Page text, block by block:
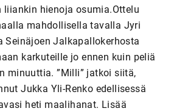
hienoja osumia.Ottelu
mahdollisella tavalla Jyri
Seinäjoen Jalkapallokerhosta
karkuteille jo ennen kuin peliä
minuuttia. ”Milli” jatkoi siitä,
Jukka Yli-Renko edellisessä
heti maalihanat. Lisää